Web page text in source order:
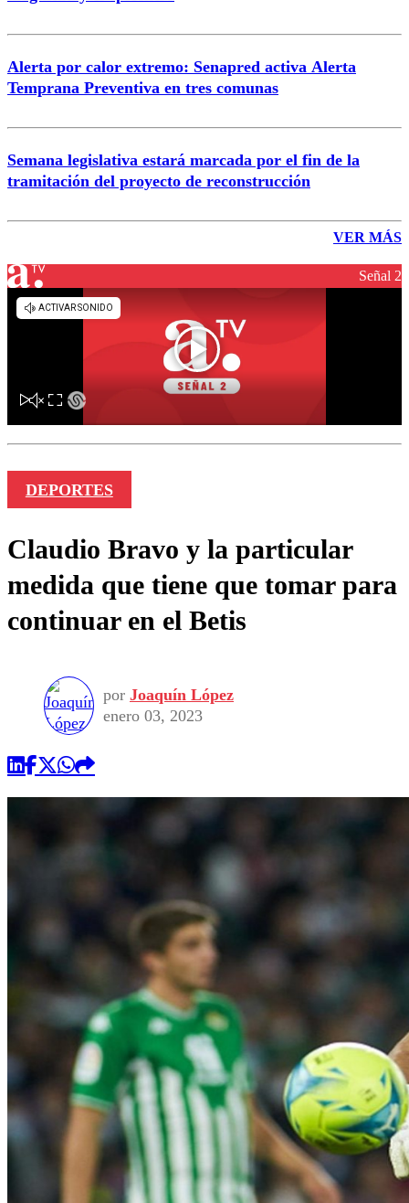
Alerta por calor extremo: Senapred activa Alerta
Temprana Preventiva en tres comunas
Semana legislativa estará marcada por el fin de la
tramitación del proyecto de reconstrucción
VER MÁS
Señal 2
DEPORTES
Claudio Bravo y la particular
medida que tiene que tomar para
continuar en el Betis
por Joaquín López
enero 03, 2023